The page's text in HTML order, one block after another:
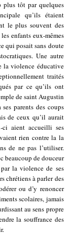
plus tôt par quelques
qu’ils étaient
le plus souvent des
enfants eux-mêmes
qui posait sans doute
Une autre
la violence éducative
traités
par ce qu’ils ont
de saint Augustin
parents des coups
de ceux qu’il aurait
ci aient accueilli ses
rien contre la la
de ne pas l’utiliser.
beaucoup de douceur
la violence de ses
chrétiens à parler des
ou d’y renoncer
scolaires, jamais
au sens propre
la souffrance des